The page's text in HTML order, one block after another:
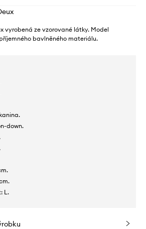
vyrobená ze vzorované látky. Model
bavlněného materiálu.
down.
L.